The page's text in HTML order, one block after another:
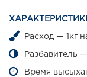
Расход — 1кг
Разбавитель
Время